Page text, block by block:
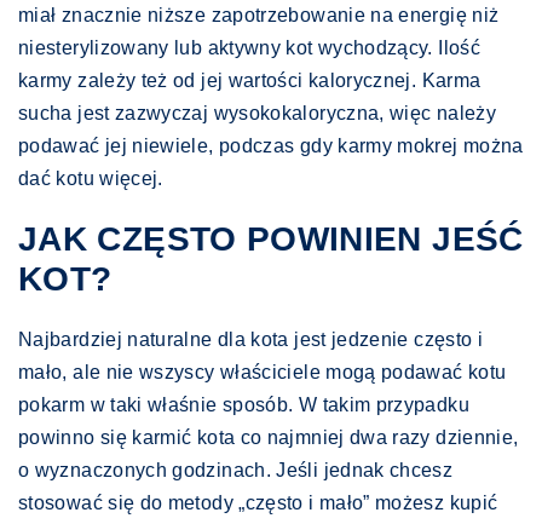
miał znacznie niższe zapotrzebowanie na energię niż
niesterylizowany lub aktywny kot wychodzący. Ilość
karmy zależy też od jej wartości kalorycznej. Karma
sucha jest zazwyczaj wysokokaloryczna, więc należy
podawać jej niewiele, podczas gdy karmy mokrej można
dać kotu więcej.
JAK CZĘSTO POWINIEN JEŚĆ
KOT?
Najbardziej naturalne dla kota jest jedzenie często i
mało, ale nie wszyscy właściciele mogą podawać kotu
pokarm w taki właśnie sposób. W takim przypadku
powinno się karmić kota co najmniej dwa razy dziennie,
o wyznaczonych godzinach. Jeśli jednak chcesz
stosować się do metody „często i mało” możesz kupić